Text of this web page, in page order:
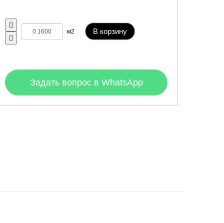
м2 В корзину
Задать вопрос в WhatsApp